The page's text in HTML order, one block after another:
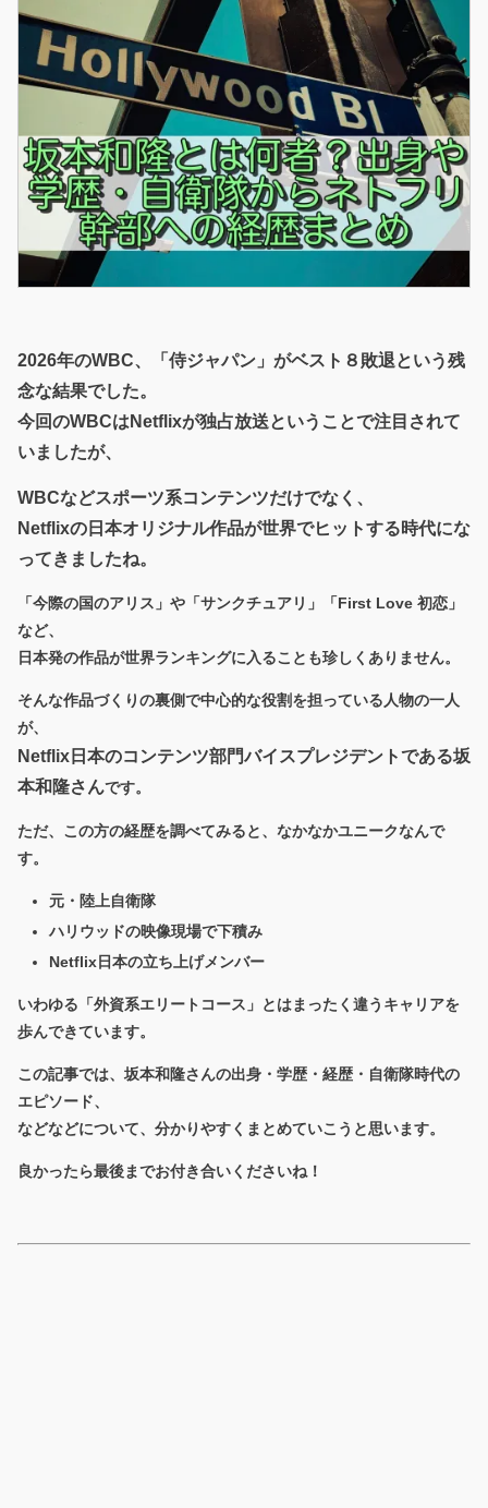
2026年のWBC、「侍ジャパン」がベスト８敗退という残
念な結果でした。
今回のWBCはNetflixが独占放送ということで注目されて
いましたが、
WBCなどスポーツ系コンテンツだけでなく、
Netflixの日本オリジナル作品が世界でヒットする時代にな
ってきましたね。
「今際の国のアリス」や「サンクチュアリ」「First Love 初恋」
など、
日本発の作品が世界ランキングに入ることも珍しくありません。
そんな作品づくりの裏側で中心的な役割を担っている人物の一人
が、
Netflix日本のコンテンツ部門バイスプレジデントである坂
本和隆さんです。
ただ、この方の経歴を調べてみると、なかなかユニークなんで
す。
元・陸上自衛隊
ハリウッドの映像現場で下積み
Netflix日本の立ち上げメンバー
いわゆる「外資系エリートコース」とはまったく違うキャリアを
歩んできています。
この記事では、 坂本和隆さんの出身・学歴・経歴・自衛隊時代の
エピソード、
などなどについて、 分かりやすくまとめていこうと思います。
良かったら最後までお付き合いくださいね！